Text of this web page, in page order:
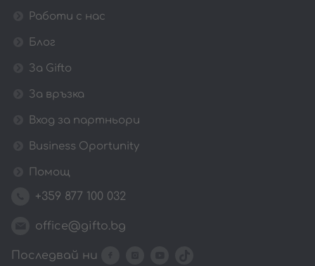
Работи с нас
Блог
За Gifto
За връзка
Вход за партньори
Business Oportunity
Помощ
+359 877 100 032
office@gifto.bg
Последвай ни